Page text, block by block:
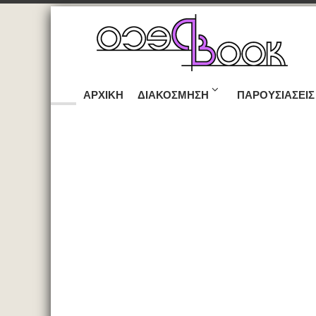
ΑΡΧΙΚΉ ΔΙΑΚΌΣΜΗΣΗ ΠΑΡΟΥΣΙΆΣΕΙΣ